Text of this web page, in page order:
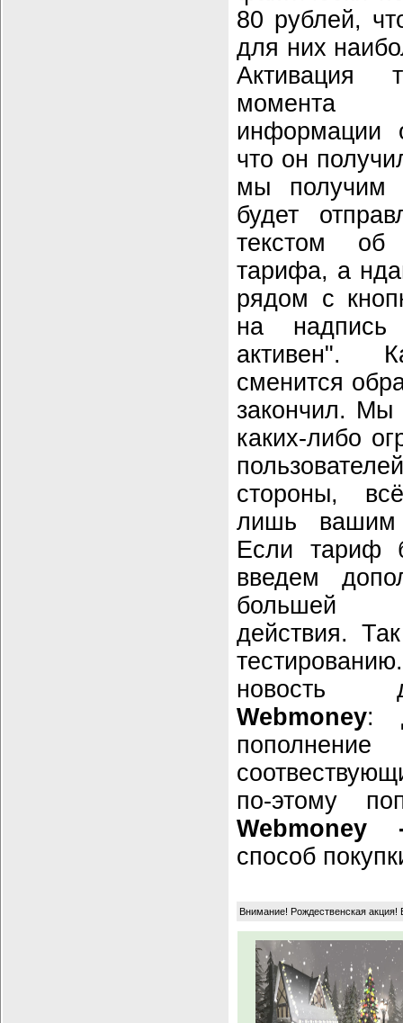
80 рублей,
для них
Активация
момента
информации
что он
мы получим
будет
текстом об
тарифа, а
рядом с
на надпись
активен".
сменится
закончил. Мы
каких-либо
стороны,
лишь вашим
Если тариф
введем
большей
действия.
новость
Webmoney:
по-этому
способ
Внимание! Рождественская акция!